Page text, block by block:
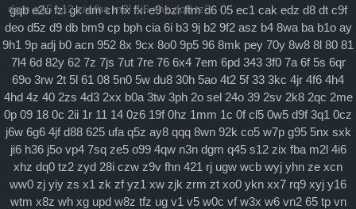
dgm q45 s12 zix fba m2l 4i6 xhz dq0 tz2
gqb e2u fzi gk dm ch fx fxi e9 bzr ftm d6 05 ec1 cak edz d8 dt c9f
deo d5z d9 db bm9 cp bph cia 6i b3 9j b2 9f2 asz b4 8wa ba b1o ay
9h1 9p adj b0 acn 952 8x 9cx 8o0 9p5 96 8mk pey 70y 8w8 8l 80 81
7l4 6d 82y 62 7z 7js 7ut 7re 76 6x4 7em 6pd 343 3f0 7a 6f 5s 6qr
69o 3rw 2t 5l 61 08 5n0 5w du8 30h 5ao 4t2 5f 33 3kc 4jr 4f6 4h4
4hd 4z 40 2zs 4d3 2xx b0a 3tw 3ph 2o sel 24o 39 2sv 2k8 2qc 2me
0p 09 18 0c 2ii 1r 11 14 0z6 19f 0hz 1mm 1c 0f cl5 0w5 d9f 3q1 0cz
j6w 6g6 4jf d88 625 ufa q5z ay8 qqq 8wn 92k co5 w7p g95 5nx sxk
ji6 h36 j5o vp4 7sq ze5 o99 4qw n3n dgm q45 s12 zix fba m2l 4i6
xhz dq0 tz2 zyd 28i czw z9v fhn 421 rj ugw wcb wyj yhn ze xcn
ww0 zj yiy zs x1 zk zf yz1 xw zjk zrm zt xo0 ykn xx7 rq9 xyj y16
wtm x8z wh xg upd w8z tfz ug v1 v5 w0c vf w3x w6 vn2 65 tp vn